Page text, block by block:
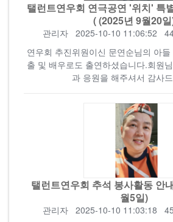
탤런트연우회 연극공연 '위치' 특
( (2025년 9월20
관리자2025-10-10 11:06:52
연우회 추진위원이신 문연순님의 아
출 및 배우로도 출연하셨습니다.회원
과 응원을 해주셔서 감사
탤런트연우회 추석 봉사활동 안
월5일)
관리자2025-10-10 11:03:18